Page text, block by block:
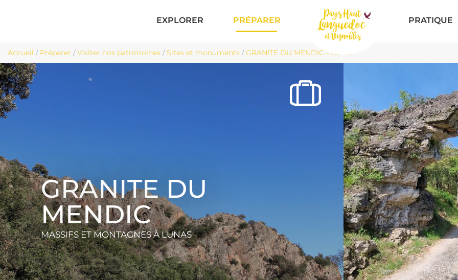
EXPLORER PRÉPARER PRATIQUE
Accueil / Préparer /Visiter nos patrimoines /Sites et monuments /GRANITE DU MENDIC - Lunas
GRANITE DU
MENDIC
MASSIFS ET MONTAGNESÀ LUNAS